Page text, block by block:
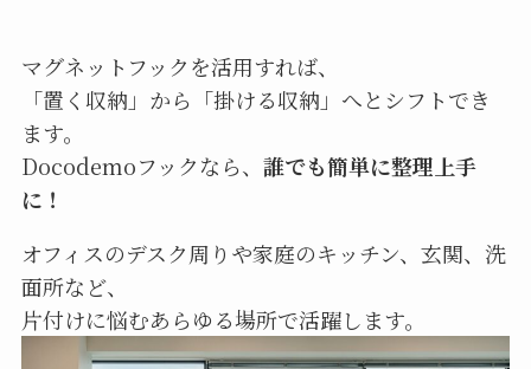
マグネットフックを活用すれば、
「置く収納」から「掛ける収納」へとシフトでき
ます。
Docodemoフックなら、 誰でも簡単に整理上手
に！
オフィスのデスク周りや家庭のキッチン、玄関、洗
面所など、
片付けに悩むあらゆる場所で活躍します。